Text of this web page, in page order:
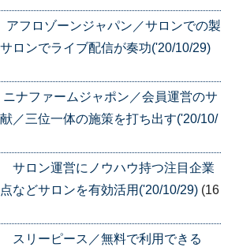
アフロゾーンジャパン／サロンでの製
ロンでライブ配信が奏功('20/10/29)
ニナファームジャポン／会員運営のサ
／三位一体の施策を打ち出す('20/10/
サロン運営にノウハウ持つ注目企業
などサロンを有効活用('20/10/29) (16
スリーピース／無料で利用できる